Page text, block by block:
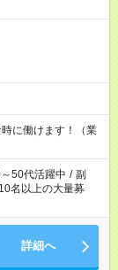
に働けます！（業
50代活躍中 / 副
10名以上の大量募
詳細へ